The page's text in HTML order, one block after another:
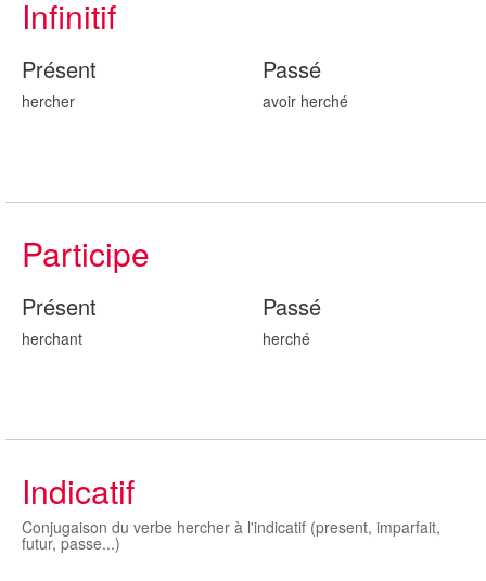
Infinitif
Présent
hercher
Passé
avoir herché
Participe
Présent
herchant
Passé
herché
Indicatif
Conjugaison du verbe hercher à l'indicatif (present, imparfait,
futur, passe...)